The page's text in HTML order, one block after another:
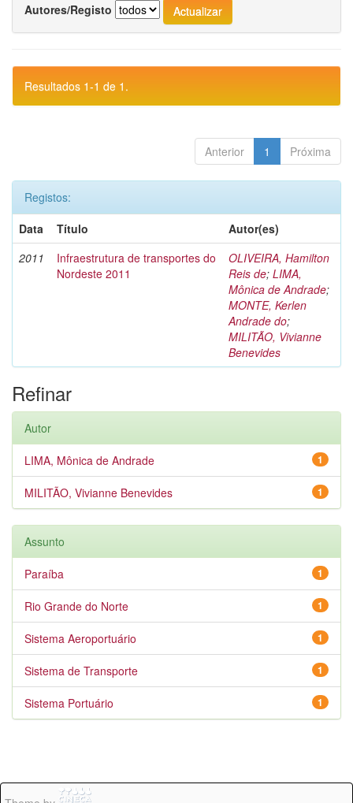
Autores/Registo
Resultados 1-1 de 1.
Anterior 1 Próxima
Registos:
Data
Título
Autor(es)
2011
Infraestrutura de transportes do
Nordeste 2011
OLIVEIRA, Hamilton
Reis de; LIMA,
Mônica de Andrade;
MONTE, Kerlen
Andrade do;
MILITÃO, Vivianne
Benevides
Refinar
Autor
1
LIMA, Mônica de Andrade
1
MILITÃO, Vivianne Benevides
Assunto
1
Paraíba
1
Rio Grande do Norte
1
Sistema Aeroportuário
1
Sistema de Transporte
1
Sistema Portuário